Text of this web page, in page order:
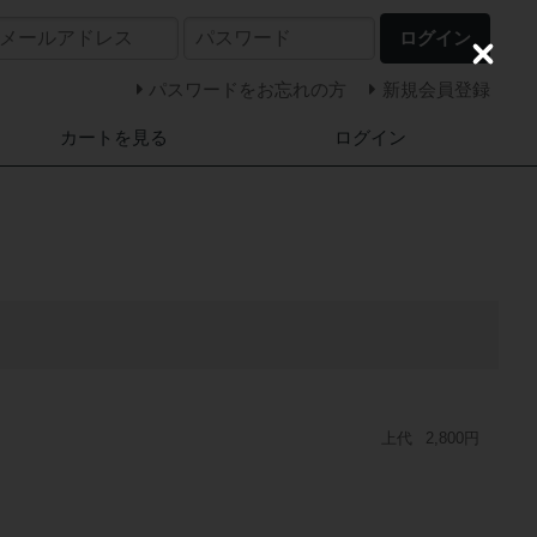
ログイン
パスワードをお忘れの方 新規会員登録
カートを見る ログイン
上代 2,800円
C
l
o